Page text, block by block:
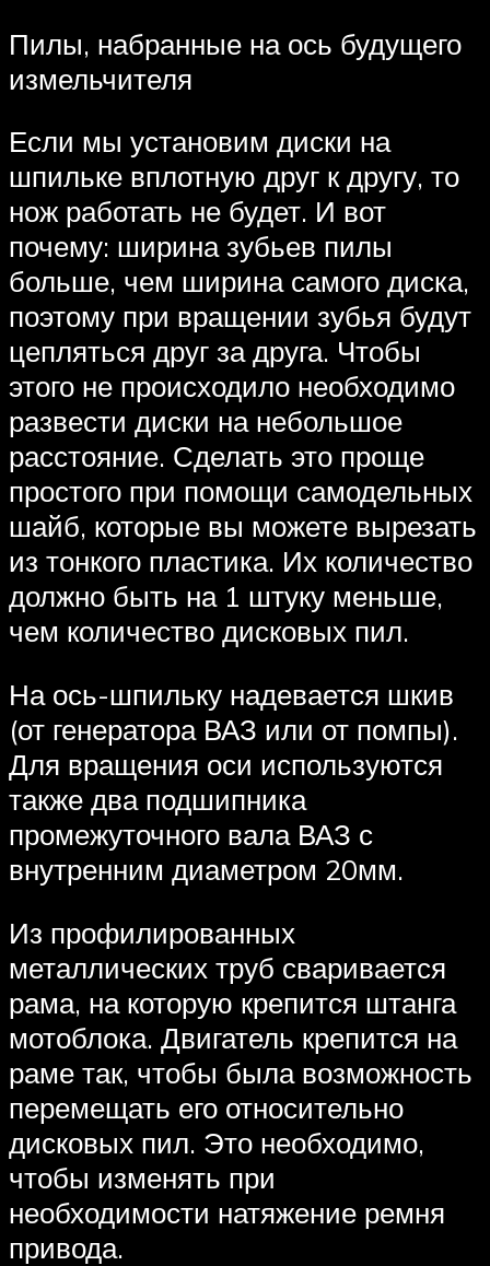
Пилы, набранные на ось будущего
измельчителя
Если мы установим диски на
шпильке вплотную друг к другу, то
нож работать не будет. И вот
почему: ширина зубьев пилы
больше, чем ширина самого диска,
поэтому при вращении зубья будут
цепляться друг за друга. Чтобы
этого не происходило необходимо
развести диски на небольшое
расстояние. Сделать это проще
простого при помощи самодельных
шайб, которые вы можете вырезать
из тонкого пластика. Их количество
должно быть на 1 штуку меньше,
чем количество дисковых пил.
На ось-шпильку надевается шкив
(от генератора ВАЗ или от помпы).
Для вращения оси используются
также два подшипника
промежуточного вала ВАЗ с
внутренним диаметром 20мм.
Из профилированных
металлических труб сваривается
рама, на которую крепится штанга
мотоблока. Двигатель крепится на
раме так, чтобы была возможность
перемещать его относительно
дисковых пил. Это необходимо,
чтобы изменять при
необходимости натяжение ремня
привода.